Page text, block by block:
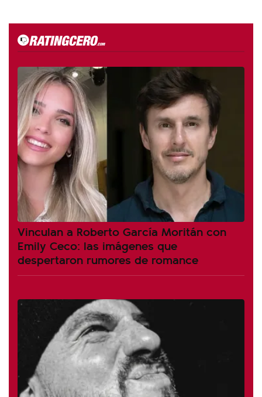
Vinculan a Roberto García Moritán con
Emily Ceco: las imágenes que
despertaron rumores de romance